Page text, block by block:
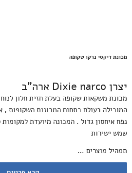
מכונת דיקסי נרקו שקופה
יצרן Dixie narco ארה"ב
מכונת משקאות שקופה בעלת חזית חלון
המובילה בעולם בתחום המכונות השקופות ,
נפח איחסון גדול . המכונה מיועדת
שמש ישירות
תמהיל מוצרים …